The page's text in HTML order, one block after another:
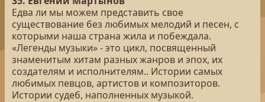
Едва ли мы можем представить свое
существование без любимых мелодий и песен, с
которыми наша страна жила и побеждала.
«Легенды музыки» - это цикл, посвященный
знаменитым хитам разных жанров и эпох, их
создателям и исполнителям.. Истории самых
любимых певцов, артистов и композиторов.
Истории судеб, наполненных музыкой.